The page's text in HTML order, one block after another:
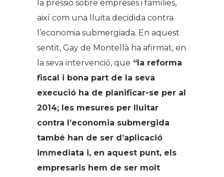
la pressió sobre empreses i famílies,
així com una lluita decidida contra
l’economia submergiada. En aquest
sentit, Gay de Montellà ha afirmat, en
la seva intervenció, que “la reforma
fiscal i bona part de la seva
execució ha de planificar-se per al
2014; les mesures per lluitar
contra l’economia submergida
també han de ser d’aplicació
immediata i, en aquest punt, els
empresaris hem de ser molt